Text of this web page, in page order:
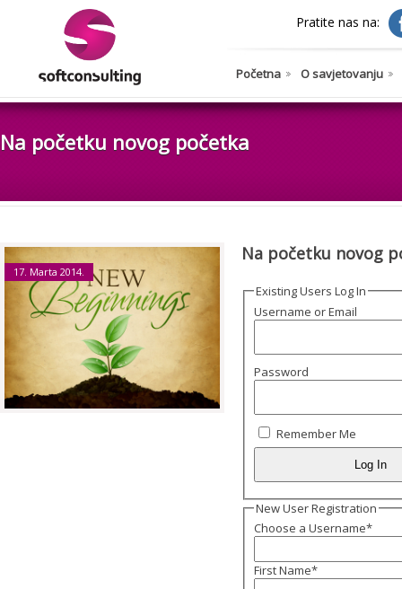
Pratite nas na:
Početna O savjetovanju
Na početku novog početka
17. Marta 2014.
Na početku novog
Existing Users Log In
Username or Email
Password
Remember Me
New User Registration
Choose a Username*
First Name*